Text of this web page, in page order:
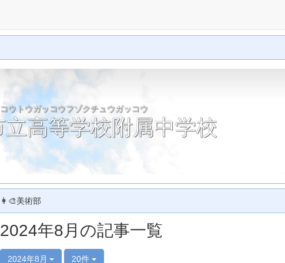
ウトウガッコウフゾクチュウガッコウ
立高等学校附属中学校
👩‍🎨美術部
2024年8月の記事一覧
2024年8月 20件